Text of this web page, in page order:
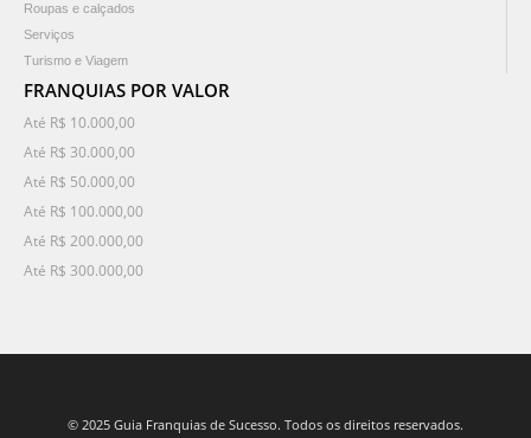
Roupas e calçados
Serviços
Turismo e Viagem
FRANQUIAS POR VALOR
Até R$ 10.000,00
Até R$ 30.000,00
Até R$ 50.000,00
Até R$ 100.000,00
Até R$ 200.000,00
Até R$ 300.000,00
© 2025 Guia Franquias de Sucesso. Todos os direitos reservados.